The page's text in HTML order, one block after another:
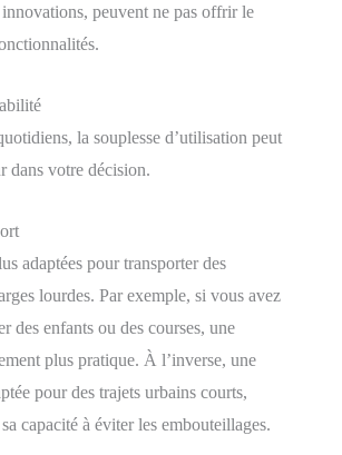
peuvent ne pas offrir le
la souplesse d’utilisation peut
dans votre décision.
adaptées pour transporter des
lourdes. Par exemple, si vous avez
des enfants ou des courses, une
plus pratique. À l’inverse, une
pour des trajets urbains courts,
capacité à éviter les embouteillages.